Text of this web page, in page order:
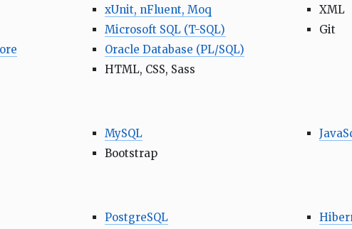
xUnit, nFluent, Moq
Microsoft SQL (T-SQL)
Oracle Database (PL/SQL)
HTML, CSS, Sass
XML
Git
MySQL
Bootstrap
PostgreSQL